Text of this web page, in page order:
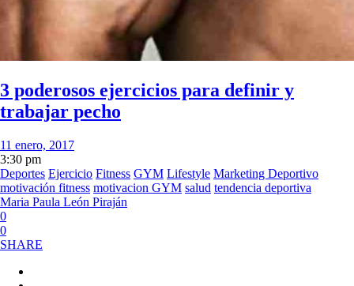
3 poderosos ejercicios para definir y
trabajar pecho
11 enero, 2017
3:30 pm
Deportes Ejercicio Fitness GYM Lifestyle Marketing Deportivo
motivación fitness motivacion GYM salud tendencia deportiva
Maria Paula León Piraján
0
0
SHARE